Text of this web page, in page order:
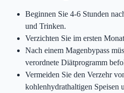
Beginnen Sie 4-6 Stunden
und Trinken.
Verzichten Sie im ersten
Nach einem Magenbypass
verordnete Diätprogramm
Vermeiden Sie den Verzehr
kohlenhydrathaltigen Speisen